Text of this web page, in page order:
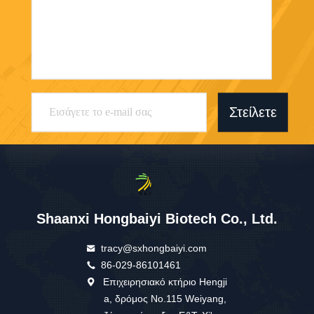
Στείλετε
Shaanxi Hongbaiyi Biotech Co., Ltd.
tracy@sxhongbaiyi.com
86-029-86101461
Επιχειρησιακό κτήριο Hengji
a, δρόμος No.115 Weiyang,